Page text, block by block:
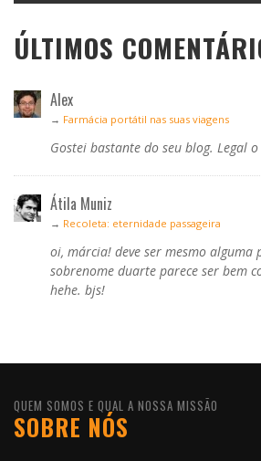
ÚLTIMOS
Alex
→ Farmácia portátil nas suas viagens
Gostei bastante do seu blog. Legal
Átila Muniz
→ Recoleta: eternidade passageira
oi, márcia! deve ser mesmo alguma
sobrenome duarte parece ser bem
hehe. bjs!
QUEM SOMOS E QUAL A NOSSA MISSÃO
SOBRE NÓS